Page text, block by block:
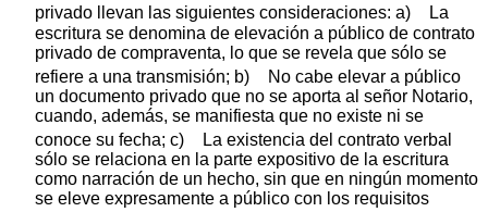
privado llevan las siguientes consideraciones: a)
La
escritura se denomina de elevación a público de contrato
privado de compraventa, lo que se revela que sólo se
refiere a una transmisión; b)
No cabe elevar a público
un documento privado que no se aporta al señor Notario,
cuando, además, se manifiesta que no existe ni se
conoce su fecha; c)
La existencia del contrato verbal
sólo se relaciona en la parte expositivo de la escritura
como narración de un hecho, sin que en ningún momento
se eleve expresamente a público con los requisitos